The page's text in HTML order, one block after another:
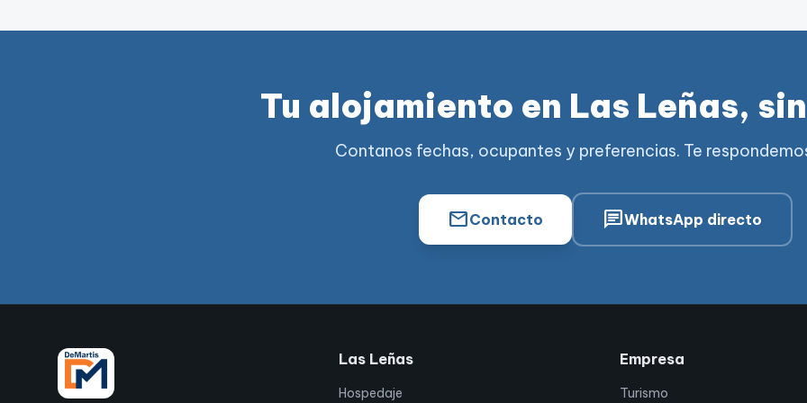
Tu alojamiento en Las Leñas,
Contanos fechas, ocupantes y preferencias. Te
mailContacto chatWhatsApp directo
Las Leñas
Hospedaje
Empresa
Turismo